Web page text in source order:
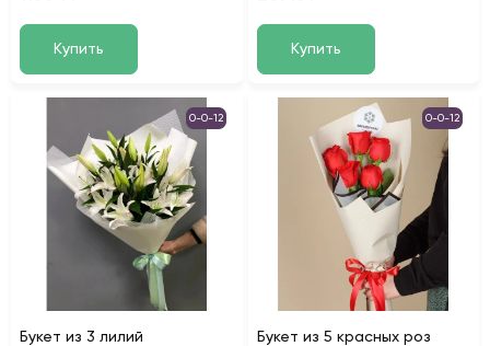
Купить Купить
0-0-12
Букет из 3 лилий
0-0-12
Букет из 5 красных роз